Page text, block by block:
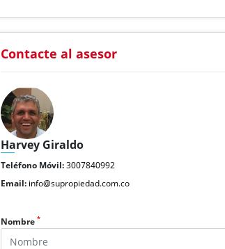
Contacte al asesor
Harvey Giraldo
Teléfono Móvil:3007840992
Email: info@supropiedad.com.co
Nombre*